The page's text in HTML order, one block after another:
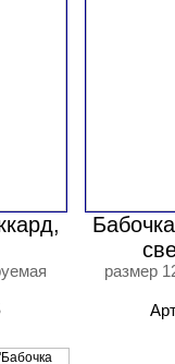
размер